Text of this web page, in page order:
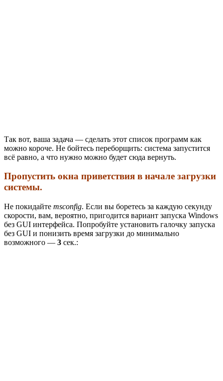
Так вот, ваша задача — сделать этот список программ как
можно короче. Не бойтесь переборщить: система запустится
всё равно, а что нужно можно будет сюда вернуть.
Пропустить окна приветствия в начале загрузки
системы.
Не покидайте msconfig. Если вы боретесь за каждую секунду
скорости, вам, вероятно, пригодится вариант запуска Windows
без GUI интерфейса. Попробуйте установить галочку запуска
без GUI и понизить время загрузки до минимально
возможного — 3 сек.: